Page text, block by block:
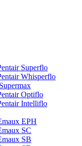
Superflo
Whisperflo
Optiflo
Intelliflo
EPH
SC
SB